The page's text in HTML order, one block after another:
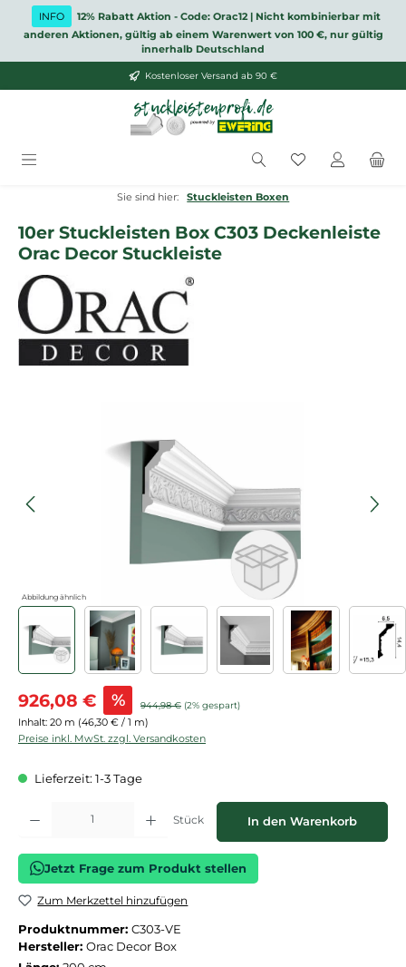
Zum Hauptinhalt springen
INFO
12% Rabatt Aktion - Code: Orac12 | Nicht kombinierbar mit
anderen Aktionen, gültig ab einem Warenwert von 100 €, nur gültig
innerhalb Deutschland
Kostenloser Versand ab 90 €
Du hast 0
Sie sind hier: Stuckleisten Boxen
10er Stuckleisten Box C303 Deckenleiste
Orac Decor Stuckleiste
Abbildung ähnlich
Verkaufspreis:
926,08 € % Regulärer Preis:
944,98 € (2% gespart)
Inhalt: 20 m (46,30 € / 1 m)
Preise inkl. MwSt. zzgl. Versandkosten
Lieferzeit: 1-3 Tage
Produkt Anzahl: Gib den gewünschten Wert ein oder benutze die
Stück In den Warenkorb
Jetzt Frage zum Produkt stellen
Zum Merkzettel hinzufügen
Produktnummer: C303-VE
Hersteller: Orac Decor Box